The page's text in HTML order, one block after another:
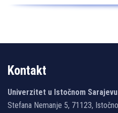
Kontakt
Univerzitet u Istočnom Sarajevu
Stefana Nemanje 5, 71123,